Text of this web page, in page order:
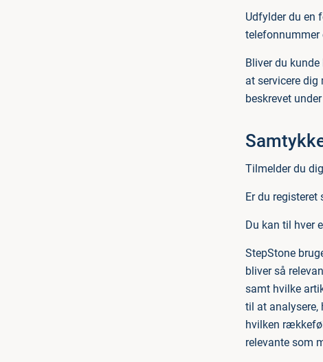
Udfylder du en
telefonnummer
Bliver du
at servicere
beskrevet
Tilmelder du
Er du
Du kan til hver
StepStone
bliver så
samt hvilke
til at analysere,
hvilken
relevante som